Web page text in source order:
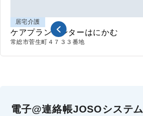
居宅介護
ケアプランセンターはにかむ
常総市菅生町４７３３番地
電子@連絡帳JOSOシステム